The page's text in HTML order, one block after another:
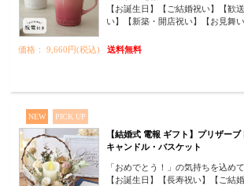
【お誕生日】【ご結婚祝い】【歓
い】【新築・開店祝い】【お見舞い
価格： 9,660円(税込) 送料無料
NEW PICK UP
【結婚式 電報 ギフト】プリザー
キャンドル・バスケット
「おめでとう！」の気持ちを込め
【お誕生日】【長寿祝い】【ご結